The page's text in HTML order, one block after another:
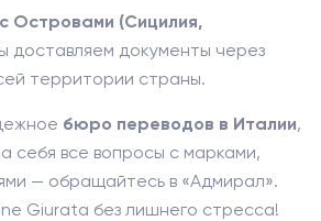
Островами (Сицилия,
доставляем документы через
территории страны.
бюро переводов в Италии,
себя все вопросы с марками,
— обращайтесь в «Адмирал».
Giurata без лишнего стресса!